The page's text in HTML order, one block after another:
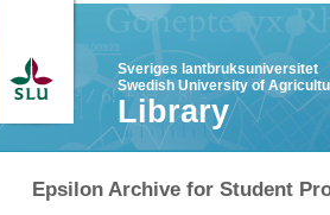
Sveriges lantbruksuniversitet
Swedish University of
Library
Epsilon Archive for Student